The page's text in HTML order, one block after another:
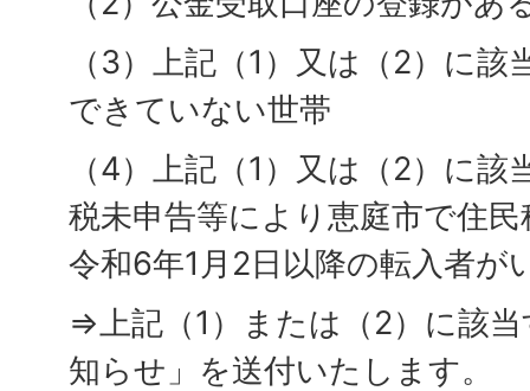
（3）上記（1）又は（2）に
できていない世帯
（4）上記（1）又は（2）に
税未申告等により恵庭市で住
令和6年1月2日以降の転入者が
⇒上記（1）または（2）に該
知らせ」を送付いたします。